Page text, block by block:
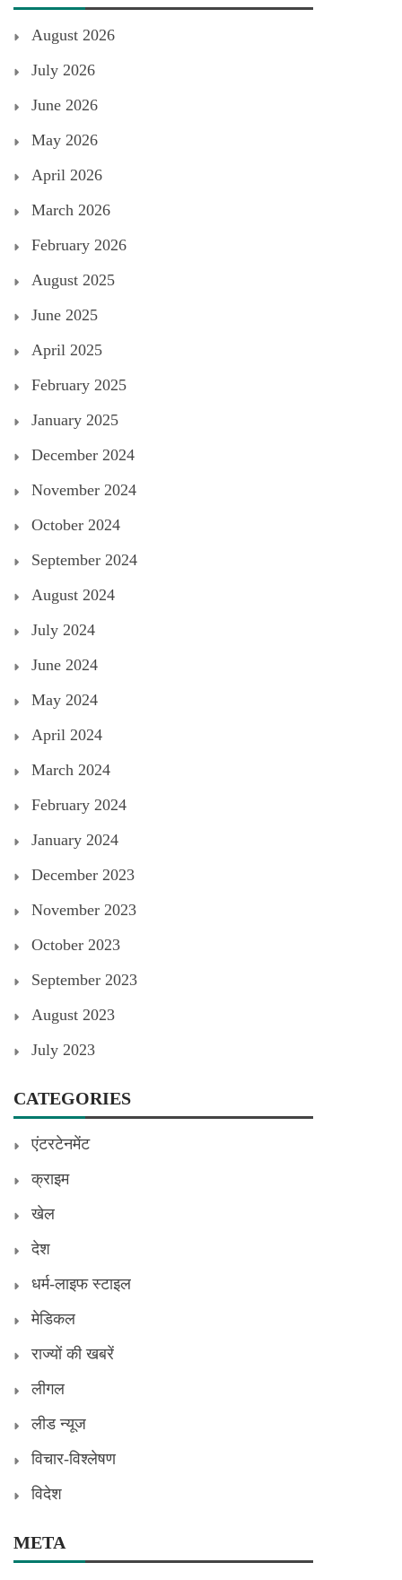
August 2026
July 2026
June 2026
May 2026
April 2026
March 2026
February 2026
August 2025
June 2025
April 2025
February 2025
January 2025
December 2024
November 2024
October 2024
September 2024
August 2024
July 2024
June 2024
May 2024
April 2024
March 2024
February 2024
January 2024
December 2023
November 2023
October 2023
September 2023
August 2023
July 2023
CATEGORIES
एंटरटेनमेंट
क्राइम
खेल
देश
धर्म-लाइफ स्टाइल
मेडिकल
राज्यों की खबरें
लीगल
लीड न्यूज
विचार-विश्लेषण
विदेश
META